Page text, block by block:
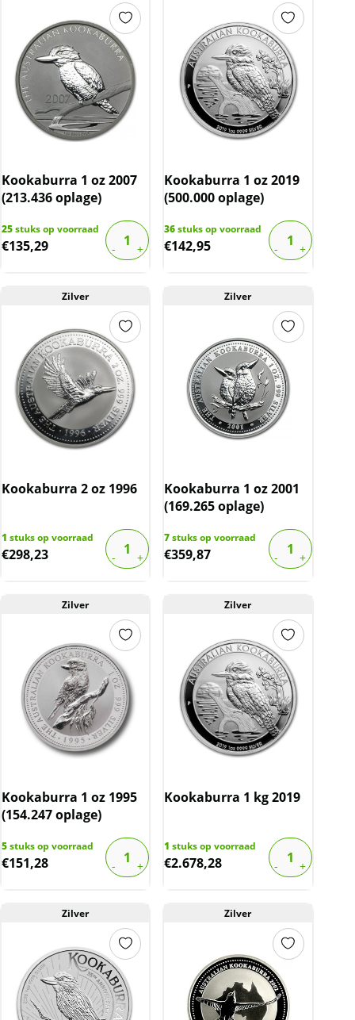
Kookaburra 1 oz 2007
(213.436 oplage)
25stuks op voorraad
€135,29
Kookaburra 1 oz 2019
(500.000 oplage)
36stuks op voorraad
€142,95
Zilver
Kookaburra 2 oz 1996
1 stuks op voorraad
€298,23
Zilver
Kookaburra 1 oz 2001
(169.265 oplage)
7stuks op voorraad
€359,87
Zilver
Kookaburra 1 oz 1995
(154.247 oplage)
5stuks op voorraad
€151,28
Zilver
Kookaburra 1 kg 2019
1 stuks op voorraad
€2.678,28
Zilver Zilver